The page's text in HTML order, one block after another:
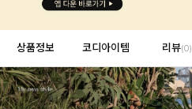
상품정보 코디아이템 리뷰(0)